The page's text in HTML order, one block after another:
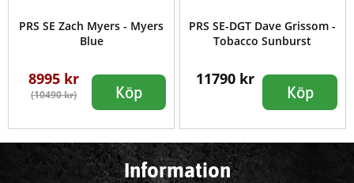
PRS SE Zach Myers - Myers
Blue
8995 kr
(10490 kr) Köp
PRS SE-DGT Dave Grissom -
Tobacco Sunburst
11790 kr
Köp
Information